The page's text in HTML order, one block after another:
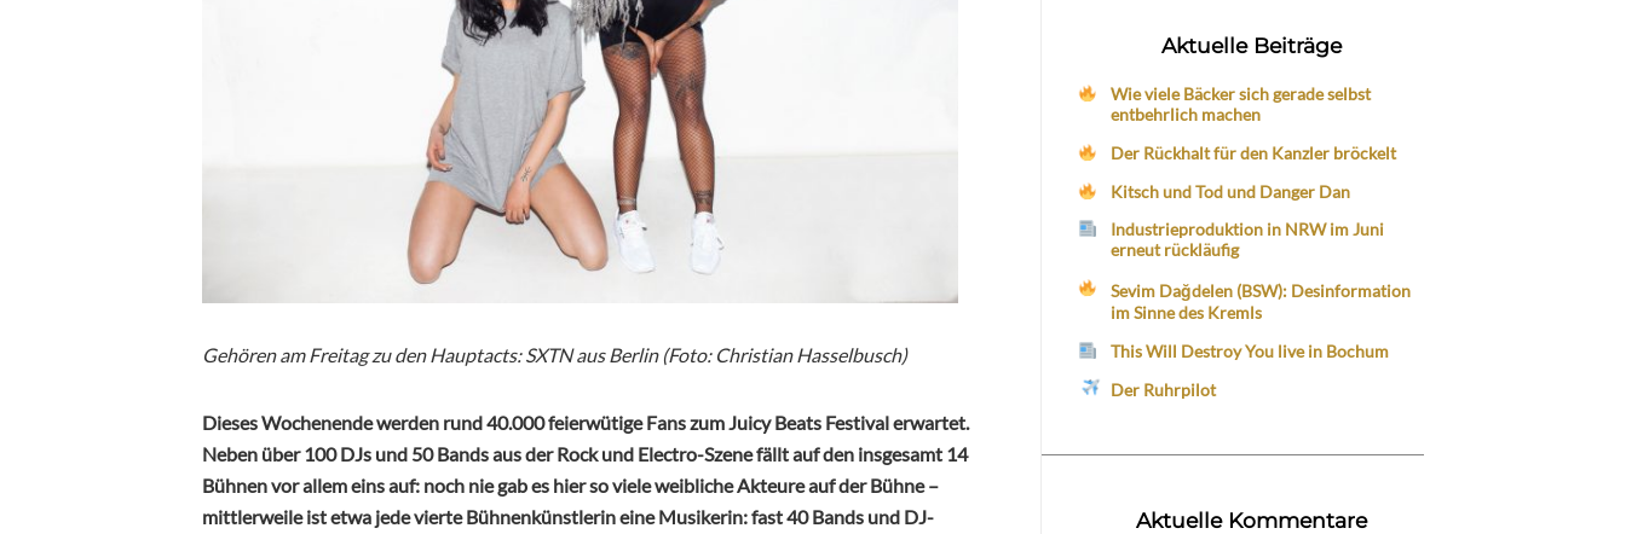
Gehören am Freitag zu den Hauptacts: SXTN aus Berlin (Foto: Christian Hasselbusch)
Dieses Wochenende werden rund 40.000 feierwütige Fans zum Juicy Beats Festival erwartet.
Neben über 100 DJs und 50 Bands aus der Rock und Electro-Szene fällt auf den insgesamt 14
Bühnen vor allem eins auf: noch nie gab es hier so viele weibliche Akteure auf der Bühne –
mittlerweile ist etwa jede vierte Bühnenkünstlerin eine Musikerin: fast 40 Bands und DJ-
Aktuelle Beiträge
Wie viele Bäcker sich gerade selbst
entbehrlich machen
Der Rückhalt für den Kanzler bröckelt
Kitsch und Tod und Danger Dan
Industrieproduktion in NRW im Juni
erneut rückläufig
Sevim Dağdelen (BSW): Desinformation
im Sinne des Kremls
This Will Destroy You live in Bochum
Der Ruhrpilot
Aktuelle Kommentare